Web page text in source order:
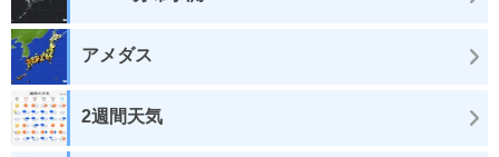
アメダス
2週間天気